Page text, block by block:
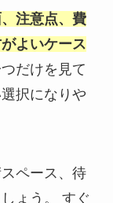
注意点、費
よいケース
だけを見て
択になりや
ペース、待
ょう。 すぐ